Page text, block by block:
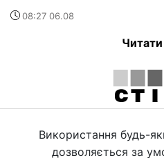
08:27 06.08
Читати
Використання будь-
дозволяється за